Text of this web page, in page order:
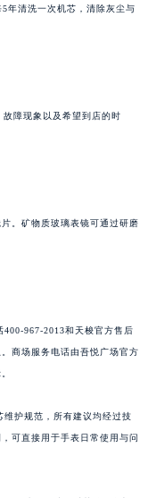
年清洗一次机芯，清除灰尘与
障现象以及希望到店的时
。矿物质玻璃表镜可通过研磨
967-2013和天梭官方售后
商场服务电话由吾悦广场官方
护规范，所有建议均经过技
可直接用于手表日常使用与问